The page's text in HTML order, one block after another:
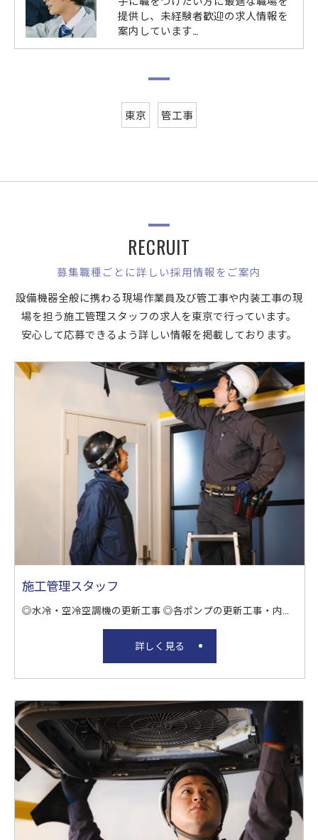
提供し、未経験者歓迎の求人情報を
案内しています…
東京 管工事
募集職種ごとに詳しい採用情報をご案内
RECRUIT
設備機器全般に携わる現場作業員及び管工事や内装工事の現
場を担う施工管理スタッフの求人を東京で行っています。
安心して応募できるよう詳しい情報を掲載しております。
施工管理スタッフ
詳しく見る